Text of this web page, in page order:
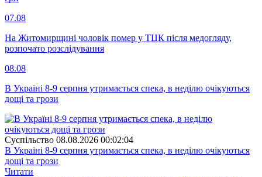
07.08
На Житомирщині чоловік помер у ТЦК після медогляду,
розпочато розслідування
08.08
В Україні 8-9 серпня утримається спека, в неділю очікуються
дощі та грози
Суспiльство 08.08.2026 00:02:04
В Україні 8-9 серпня утримається спека, в неділю очікуються
дощі та грози
Читати